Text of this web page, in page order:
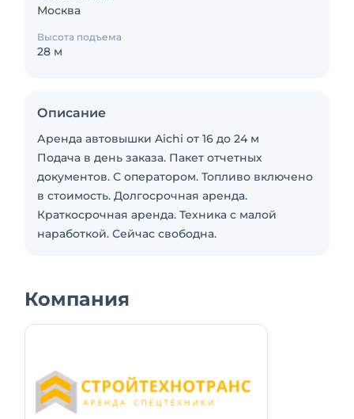
Москва
Высота подъема
28 м
Описание
Аренда автовышки Aichi от 16 до 24 м
Подача в день заказа. Пакет отчетных
документов. С оператором. Топливо включено
в стоимость. Долгосрочная аренда.
Краткосрочная аренда. Техника с малой
наработкой. Сейчас свободна.
Компания